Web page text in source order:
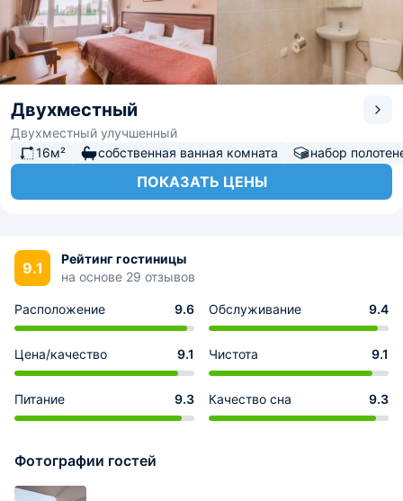
Двухместный
Двухместный улучшенный
16м²
собственная ванная комната набор
ПОКАЗАТЬ ЦЕНЫ
9.1
Рейтинг гостиницы
на основе 29 отзывов
Расположение 9.6 Обслуживание 9.4
Цена/качество 9.1 Чистота 9.1
Питание 9.3 Качество сна 9.3
Фотографии гостей